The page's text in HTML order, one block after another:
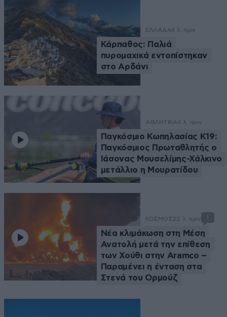
ΕΛΛΑΔΑ4 λ. πριν
Κάρπαθος: Παλιά
πυρομαχικά εντοπίστηκαν
στο Αρδάνι
ΑΘΛΗΤΙΚΑ4 λ. πριν
Παγκόσμιο Κωπηλασίας Κ19:
Παγκόσμιος Πρωταθλητής ο
Ιάσονας Μουσελίμης-Χάλκινο
μετάλλιο η Μουρατίδου
ΚΟΣΜΟΣ22 λ. πριν
Νέα κλιμάκωση στη Μέση
Ανατολή μετά την επίθεση
των Χούθι στην Aramco –
Παραμένει η ένταση στα
Στενά του Ορμούζ